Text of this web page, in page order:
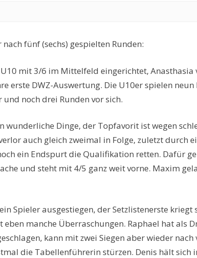
fünf (sechs) gespielten Runden:
mit 3/6 im Mittelfeld eingerichtet, Anasthasia
erste DWZ-Auswertung. Die U10er spielen neun
und noch drei Runden vor sich.
wunderliche Dinge, der Topfavorit ist wegen
auch gleich zweimal in Folge, zuletzt durch
ein Endspurt die Qualifikation retten. Dafür
und steht mit 4/5 ganz weit vorne. Maxim
Spieler ausgestiegen, der Setzlistenerste kriegt
manche Überraschungen. Raphael hat als
kann mit zwei Siegen aber wieder
die Tabellenführerin stürzen. Denis hält sich